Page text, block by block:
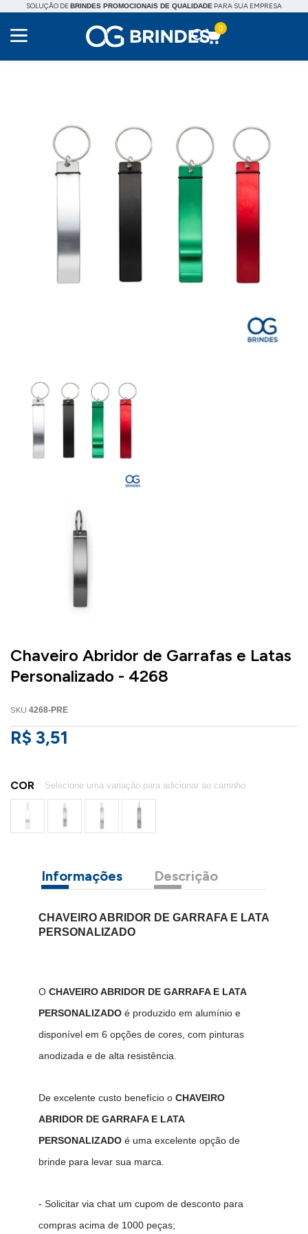
SOLUÇÃO DEBRINDES PROMOCIONAIS DE QUALIDADE PARA SUA EMPRESA
0
Chaveiro Abridor de Garrafas e Latas
Personalizado - 4268
SKU 4268-PRE
R$ 3,51
COR
Informações Descrição
CHAVEIRO ABRIDOR DE GARRAFA E LATA
PERSONALIZADO
O CHAVEIRO ABRIDOR DE GARRAFA E LATA
PERSONALIZADOé produzido em alumínio e
disponível em 6 opções de cores, com pinturas
anodizada e de alta resistência.
De excelente custo benefício o CHAVEIRO
ABRIDOR DE GARRAFA E LATA
PERSONALIZADOé uma excelente opção de
brinde para levar sua marca.
- Solicitar via chat um cupom de desconto para
compras acima de 1000 peças;